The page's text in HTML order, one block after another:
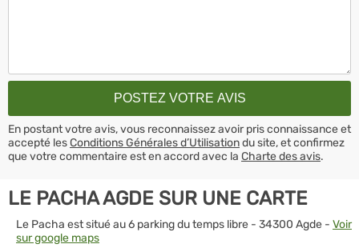
En postant votre avis, vous reconnaissez avoir pris connaissance et
accepté lesConditions Générales d’Utilisationdu site, et confirmez
que votre commentaire est en accord avec la Charte des avis.
LE PACHA AGDE SUR UNE CARTE
Le Pacha est situé au 6 parking du temps libre - 34300 Agde - Voir
sur google maps